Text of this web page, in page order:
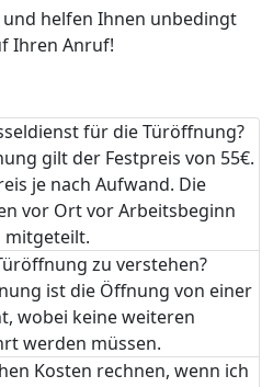
helfen Ihnen unbedingt
Ihren Anruf!
für die Türöffnung?
gilt der Festpreis von 55€.
je nach Aufwand. Die
vor Ort vor Arbeitsbeginn
mitgeteilt.
zu verstehen?
ist die Öffnung von einer
wobei keine weiteren
werden müssen.
Kosten rechnen, wenn ich